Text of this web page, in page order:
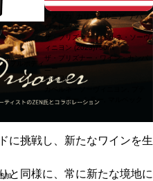
に挑戦し、新たなワインを生
と同様に、常に新たな境地に
フルボディ
アメリカ カリフォルニア ナパ・
ヴァレー
ザ・プリズナー カベルネ・ソーヴ
ィニヨン (2023)750ml
ザ・プリズナー・ワイン・カンパ
ニー
葡萄品種:
ィ・シラー, シラー, マルベック
加